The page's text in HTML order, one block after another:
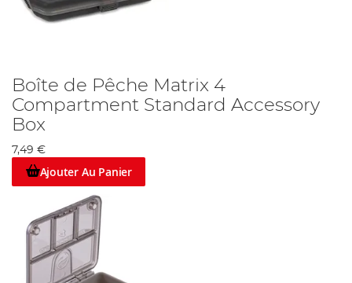
Boîte de Pêche Matrix 4
Compartment Standard Accessory
Box
7,49 €
Ajouter Au Panier